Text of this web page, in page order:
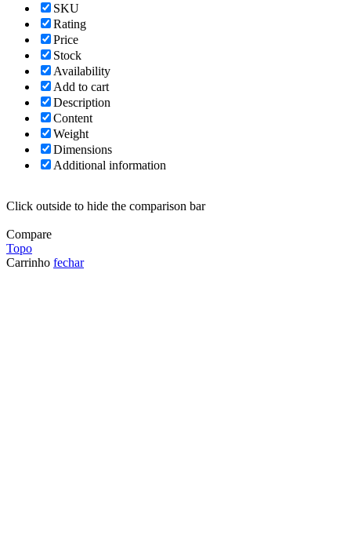
SKU
Rating
Price
Stock
Availability
Add to cart
Description
Content
Weight
Dimensions
Additional information
Click outside to hide the comparison bar
Compare
Topo
Carrinho fechar